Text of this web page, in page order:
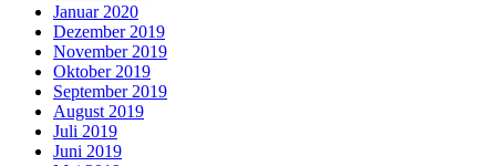
Januar 2020
Dezember 2019
November 2019
Oktober 2019
September 2019
August 2019
Juli 2019
Juni 2019